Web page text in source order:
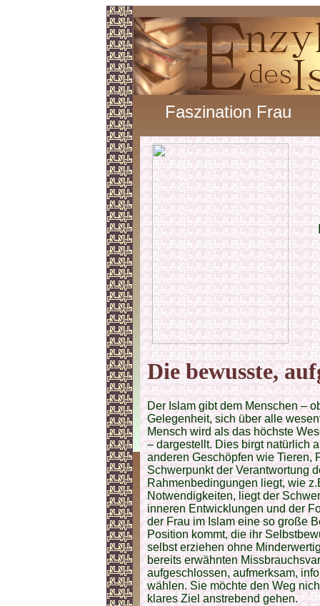
Faszination Frau
Die bewusste,
Der Islam gibt dem Menschen –
Gelegenheit, sich über alle
Mensch wird als das höchste
– dargestellt. Dies birgt natürlich
anderen Geschöpfen wie Tieren,
Schwerpunkt der Verantwortung
Rahmenbedingungen liegt, wie
Notwendigkeiten, liegt der
inneren Entwicklungen und der
der Frau im Islam eine so große
Position kommt, die ihr
selbst erziehen ohne
bereits erwähnten
aufgeschlossen, aufmerksam,
wählen. Sie möchte den Weg
klares Ziel anstrebend gehen.